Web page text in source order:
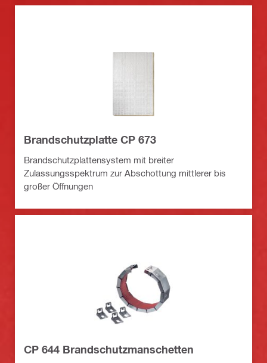
Brandschutzplatte CP 673
Brandschutzplattensystem mit breiter
Zulassungsspektrum zur Abschottung mittlerer bis
großer Öffnungen
CP 644 Brandschutzmanschetten